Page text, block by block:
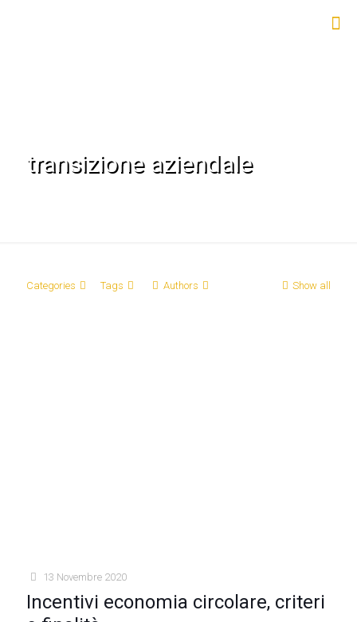
transizione aziendale
Categories Tags Authors Show all
13 Novembre 2020
Incentivi economia circolare, criteri